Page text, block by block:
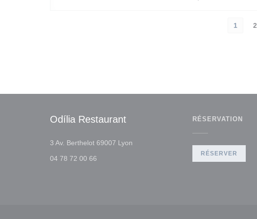
1 2
Odília Restaurant
3 Av. Berthelot 69007 Lyon
04 78 72 00 66
RÉSERVATION
RÉSERVER